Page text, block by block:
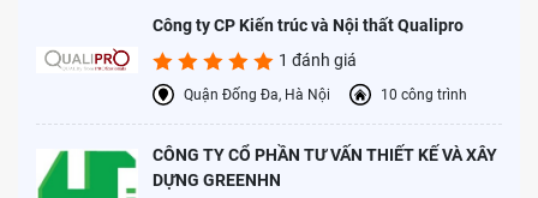
Nước rỉ ra tại khu vực gần đường ống cấp nước.
Đầu tiên, bạn hãy khóa van cấp nước để tránh nước chảy
thêm và dùng cờ lê kiểm tra từng mối nối, siết chặt nếu phát
hiện lỏng lẻo.
Công ty CP Kiến trúc và Nội thất Qualipro
1 đánh giá
Quận Đống Đa, Hà Nội 10 công trình
CÔNG TY CỔ PHẦN TƯ VẤN THIẾT KẾ VÀ XÂY
DỰNG GREENHN